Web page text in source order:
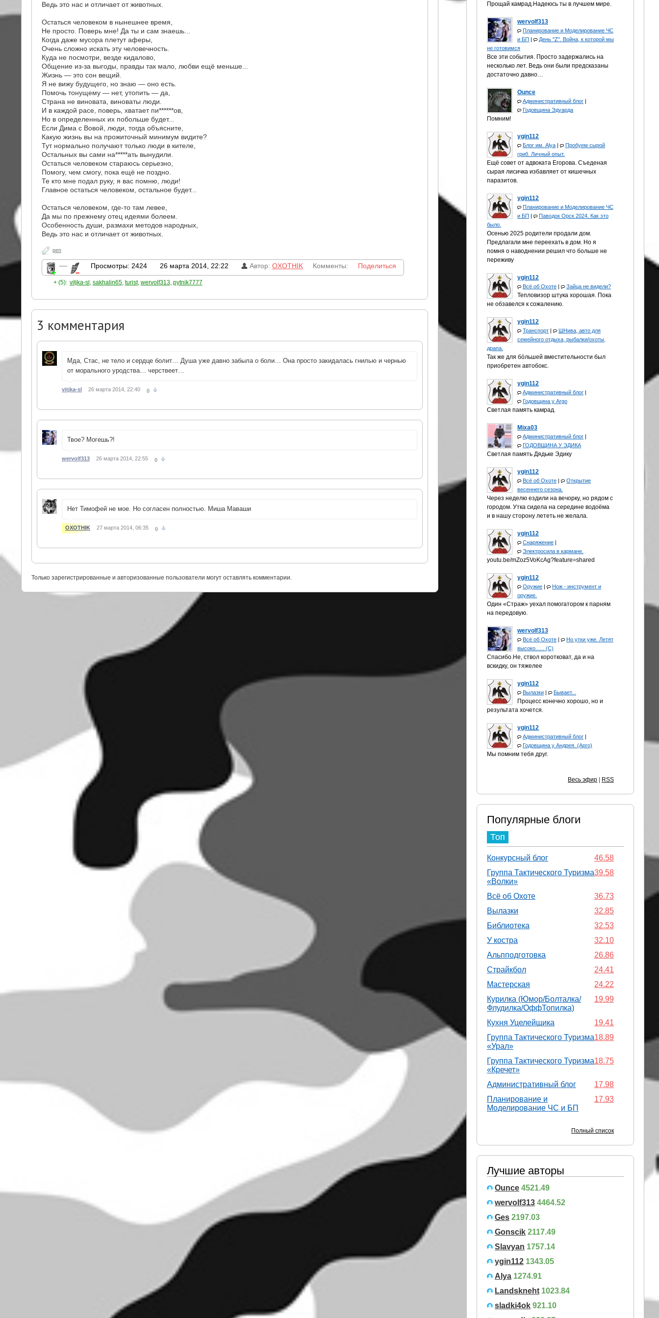
Прощай камрад.Надеюсь ты в лучшем мире.
wervolf313
Планирование и Моделирование ЧС
и БП |
День "Z". Война, к которой мы
не готовимся
Все эти события. Просто задержались на
несколько лет. Ведь они были предсказаны
достаточно давно…
Ounce
Административный блог |
Годовщина Эдуарда
Помним!
ygin112
Блог им. Alya |
Пробуем сырой
гриб. Личный опыт.
Ещё совет от адвоката Егорова. Съеденая
сырая лисичка избавляет от кишечных
паразитов.
ygin112
Планирование и Моделирование ЧС
и БП |
Паводок Орск 2024. Как это
было.
Осенью 2025 родители продали дом.
Предлагали мне переехать в дом. Но я
помня о наводнении решил что больше не
переживу
ygin112
Всё об Охоте | Зайца не видели?
Тепловизор штука хорошая. Пока
не обзавелся к сожалению.
ygin112
Транспорт |
ШНива, авто для
семейного отдыха, рыбалки/охоты,
драпа.
Так же для бóльшей вместительности был
приобретен автобокс.
ygin112
Административный блог |
Годовщина у Аrgo
Светлая память камрад.
Mixa03
Административный блог |
ГОДОВЩИНА У ЭДИКА
Светлая память Дядьке Эдику
ygin112
Всё об Охоте |
Открытие
весеннего сезона.
Через неделю ездили на вечорку, но рядом с
городом. Утка сидела на середине водоёма
и в нашу сторону лететь не желала.
ygin112
Снаряжение |
Электросила в кармане.
youtu.be/mZoz5VoKcAg?feature=shared
ygin112
Оружие |
Нож - инструмент и
оружие.
Один «Страж» уехал помогатором к парням
на передовую.
wervolf313
Всё об Охоте |
Но утки уже. Летят
высоко...... (С)
Спасибо.Не, ствол коротковат, да и на
вскидку, он тяжелее
ygin112
Вылазки | Бывает...
Процесс конечно хорошо, но и
результата хочется.
ygin112
Административный блог |
Годовщина у Андрея. (Арго)
Мы помним тебя друг.
Весь эфир RSS
Популярные блоги
Топ
46.58
Конкурсный блог
39.58
Группа Тактического Туризма
«Волки»
36.73
Всё об Охоте
32.85
Вылазки
32.53
Библиотека
32.10
У костра
26.86
Альпподготовка
24.41
Страйкбол
24.22
Мастерская
19.99
Курилка (Юмор/Болталка/
Флудилка/ОффТопилка)
19.41
Кухня Уцелейщика
18.89
Группа Тактического Туризма
«Урал»
18.75
Группа Тактического Туризма
«Кречет»
17.98
Административный блог
17.93
Планирование и
Моделирование ЧС и БП
Полный список
Лучшие авторы
Ounce 4521.49
wervolf313 4464.52
Ges 2197.03
Gonscik 2117.49
Slavyan 1757.14
ygin112 1343.05
Alya 1274.91
Landskneht 1023.84
sladki4ok 921.10
Ведь это нас и отличает от животных.
Остаться человеком в нынешнее время,
Не просто. Поверь мне! Да ты и сам знаешь...
Когда даже мусора плетут аферы,
Очень сложно искать эту человечность.
Куда не посмотри, везде кидалово,
Общение из-за выгоды, правды так мало, любви ещё меньше...
Жизнь — это сон вещий.
Я не вижу будущего, но знаю — оно есть.
Помочь тонущему — нет, утопить — да,
Страна не виновата, виноваты люди.
И в каждой расе, поверь, хватает пи******ов,
Но в определенных их побольше будет...
Если Дима с Вовой, люди, тогда объясните,
Какую жизнь вы на прожиточный минимум видите?
Тут нормально получают только люди в кителе,
Остальных вы сами на*****ать вынудили.
Остаться человеком стараюсь серьезно,
Помогу, чем смогу, пока ещё не поздно.
Те кто мне подал руку, я вас помню, люди!
Главное остаться человеком, остальное будет...
Остаться человеком, где-то там левее,
Да мы по прежнему отец идеями болеем.
Особенность души, размахи методов народных,
Ведь это нас и отличает от животных.
реп
— Просмотры: 2424 26 марта 2014, 22:22 Автор: OXOTHIKКомменты: Поделиться
+ (5): vitjka-sl , sakhalin65, turist, wervolf313, pytnik7777
3 комментария
Мда, Стас, не тело и сердце болит… Душа уже давно забыла о боли… Она просто закидалась гнилью и чернью
от морального уродства… черствеет…
vitjka-sl 26 марта 2014, 22:40 0
Твое? Могешь?!
wervolf313 26 марта 2014, 22:55 0
Нет Тимофей не мое. Но согласен полностью. Миша Маваши
OXOTHIK 27 марта 2014, 06:35 0
Только зарегистрированные и авторизованные пользователи могут оставлять комментарии.